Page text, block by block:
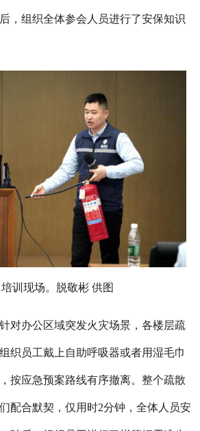
，组织全体参会人员进行了安保知识
培训现场。脱敬彬 供图
对办公区域突发火灾场景，各楼层疏
织员工戴上自助呼吸器或者用湿毛巾
，按应急预案路线有序撤离。整个疏散
配合默契，仅用时2分钟，全体人员安